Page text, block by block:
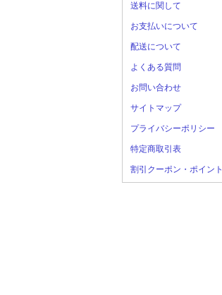
送料に関して
お支払いについて
配送について
よくある質問
お問い合わせ
サイトマップ
プライバシーポリシー
特定商取引表
割引クーポン・ポイント